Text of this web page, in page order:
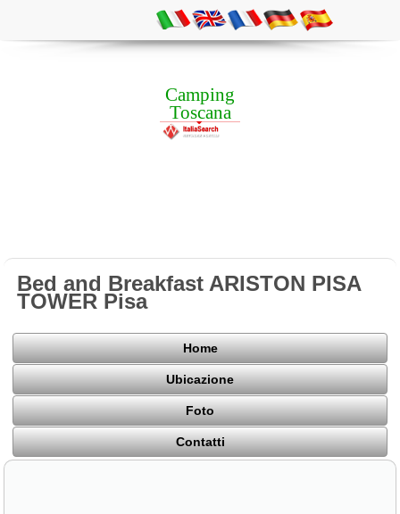
Camping
Toscana
Bed and Breakfast ARISTON PISA
TOWER Pisa
Home
Ubicazione
Foto
Contatti